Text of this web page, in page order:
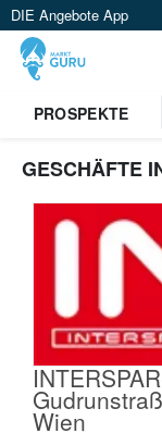
DIE Angebote App
PROSPEKTE
GESCHÄFTE
Wien